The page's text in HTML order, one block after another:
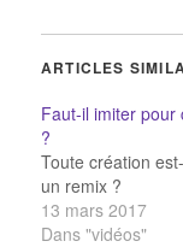
ARTICLES
Faut-il imiter pour
?
Toute création
un remix ?
13 mars 2017
Dans "vidéos"